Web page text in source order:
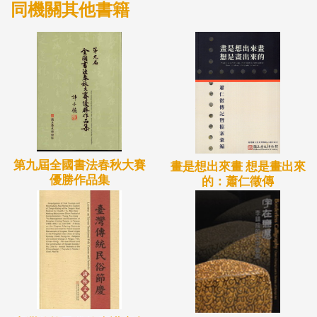
同機關其他書籍
第九屆全國書法春秋大賽
優勝作品集
畫是想出來畫 想是畫出來
的：蕭仁徵傳